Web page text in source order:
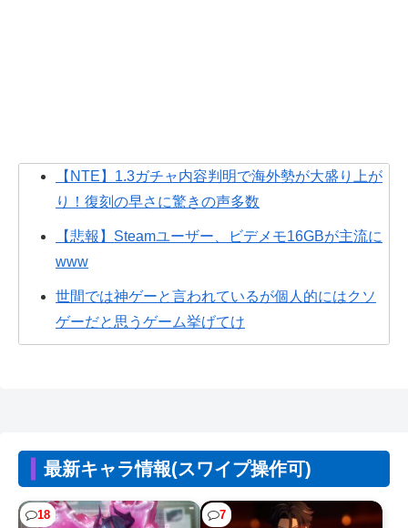
【NTE】1.3ガチャ内容判明で海外勢が大盛り上が
り！復刻の早さに驚きの声多数
【悲報】Steamユーザー、ビデメモ16GBが主流に
www
世間では神ゲーと言われているが個人的にはクソ
ゲーだと思うゲーム挙げてけ
【NTE】Ver.1.3予告配信の4つの交換コード情報に
海外の反応まとめ！
最新キャラ情報(スワイプ操作可)
18 7